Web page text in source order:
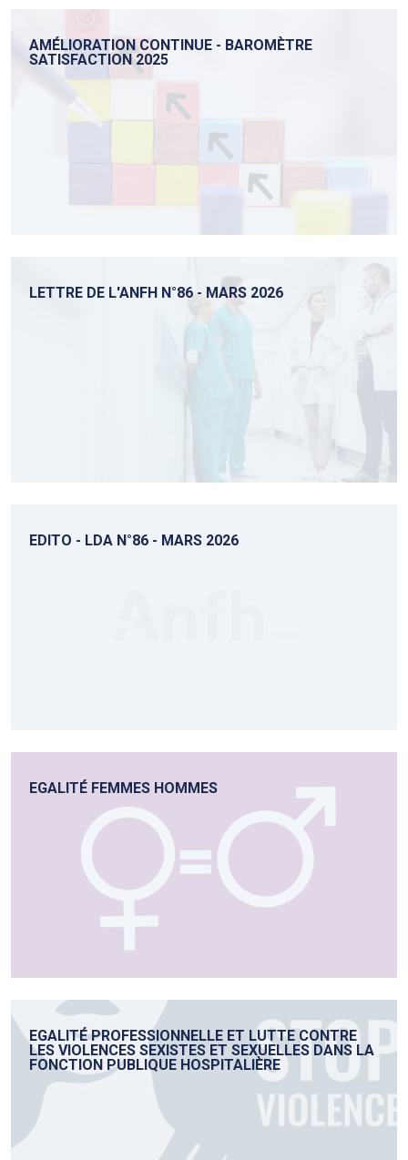
AMÉLIORATION CONTINUE - BAROMÈTRE
SATISFACTION 2025
LETTRE DE L'ANFH N°86 - MARS 2026
EDITO - LDA N°86 - MARS 2026
EGALITÉ FEMMES HOMMES
EGALITÉ PROFESSIONNELLE ET LUTTE CONTRE
LES VIOLENCES SEXISTES ET SEXUELLES DANS LA
FONCTION PUBLIQUE HOSPITALIÈRE